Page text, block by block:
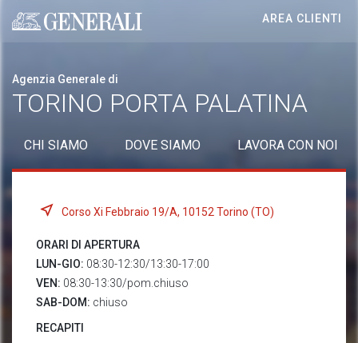
Generali logo
AREA CLIENTI
Agenzia Generale di
TORINO PORTA PALATINA
CHI SIAMO DOVE SIAMO LAVORA CON NOI
Corso Xi Febbraio 19/A, 10152 Torino (TO)
ORARI DI APERTURA
LUN-GIO: 08:30-12:30/13:30-17:00
VEN: 08:30-13:30/pom.chiuso
SAB-DOM: chiuso
RECAPITI